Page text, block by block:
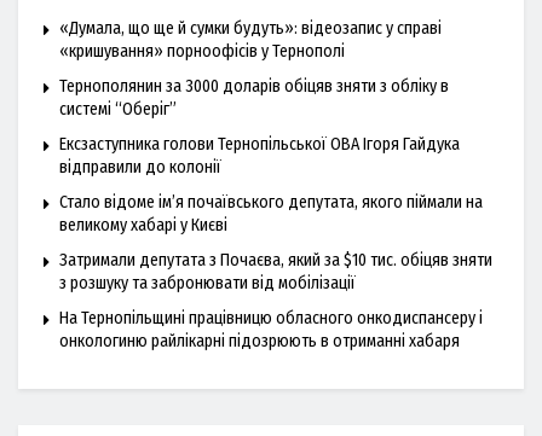
«Думала, що ще й сумки будуть»: відеозапис у справі
«кришування» порноофісів у Тернополі
Тернополянин за 3000 доларів обіцяв зняти з обліку в
системі “Оберіг”
Ексзаступника голови Тернопільської ОВА Ігоря Гайдука
відправили до колонії
Стало відоме ім’я почаївського депутата, якого піймали на
великому хабарі у Києві
Затримали депутата з Почаєва, який за $10 тис. обіцяв зняти
з розшуку та забронювати від мобілізації
На Тернопільщині працівницю обласного онкодиспансеру і
онкологиню райлікарні підозрюють в отриманні хабаря